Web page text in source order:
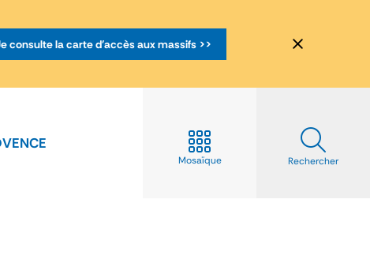
consulte la carte d'accès aux massifs >>
Mosaïque
Rechercher